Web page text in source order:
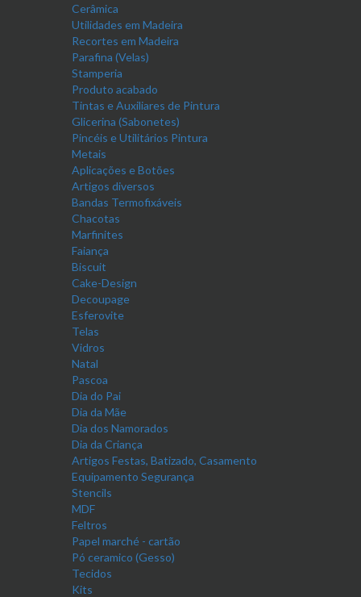
Cerâmica
Utilidades em Madeira
Recortes em Madeira
Parafina (Velas)
Stamperia
Produto acabado
Tintas e Auxiliares de Pintura
Glicerina (Sabonetes)
Pincéis e Utilitários Pintura
Metais
Aplicações e Botões
Artigos diversos
Bandas Termofixáveis
Chacotas
Marfinites
Faiança
Biscuit
Cake-Design
Decoupage
Esferovite
Telas
Vidros
Natal
Pascoa
Dia do Pai
Dia da Mãe
Dia dos Namorados
Dia da Criança
Artigos Festas, Batizado, Casamento
Equipamento Segurança
Stencils
MDF
Feltros
Papel marché - cartão
Pó ceramico (Gesso)
Tecidos
Kits